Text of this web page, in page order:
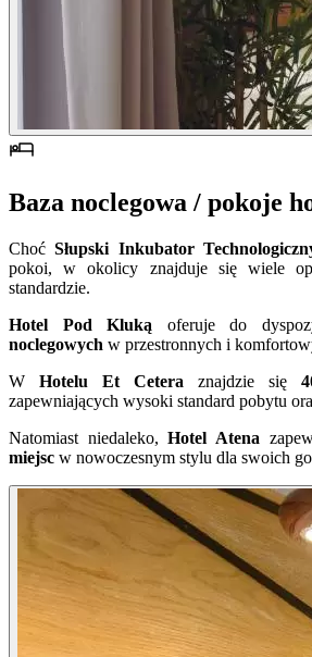
Baza noclegowa / pokoje
ChoćSłupski Inkubator
pokoi, w okolicy znajduje się wiele
standardzie.
Hotel Pod Kluką oferuje do
noclegowych w przestronnych i
W Hotelu Et Cetera znajdzie się
zapewniających wysoki standard pobytu
Natomiast niedaleko,Hotel Atena
miejsc w nowoczesnym stylu dla swoich